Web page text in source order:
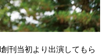
刊当初より出演してもら